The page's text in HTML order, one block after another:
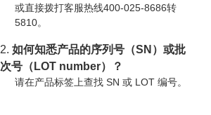
或直接拨打客服热线400-025-8686转
5810。
2.如何知悉产品的序列号（SN）或批
次号（LOT number）？
请在产品标签上查找 SN 或 LOT 编号。